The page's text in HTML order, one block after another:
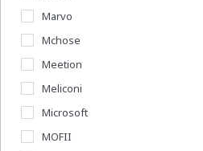
Marvo
Mchose
Meetion
Meliconi
Microsoft
MOFII
© 2026 Minden jog